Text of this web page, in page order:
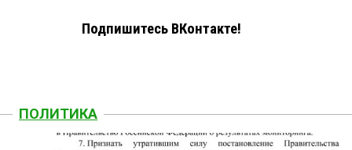
Подпишитесь ВКонтакте!
ПОЛИТИКА